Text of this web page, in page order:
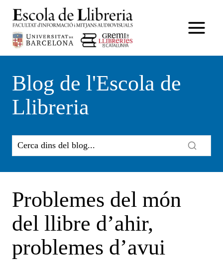
contingut
Blog de l'Escola de
Llibreria
Problemes del món
del llibre d’ahir,
problemes d’avui